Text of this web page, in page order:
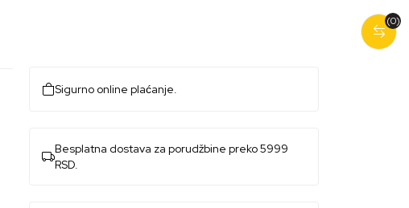
(0)
Sigurno online plaćanje.
Besplatna dostava za porudžbine preko 5999
RSD.